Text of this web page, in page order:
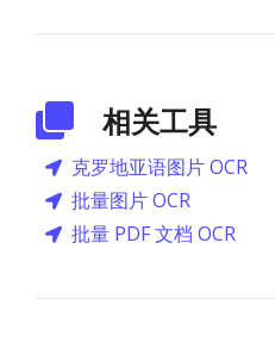
相关工具
克罗地亚语图片 OCR
批量图片 OCR
批量 PDF 文档 OCR